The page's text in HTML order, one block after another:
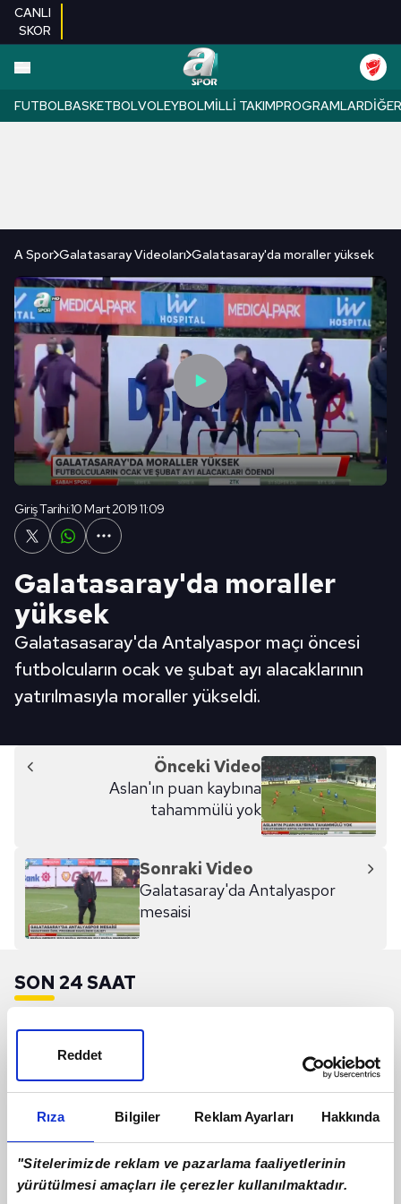
Rıza Bilgiler Reklam Ayarları Hakkında
"Sitelerimizde reklam ve pazarlama faaliyetlerinin
yürütülmesi amaçları ile çerezler kullanılmaktadır.
Reddet
CANLI
SKOR
FUTBOLBASKETBOLVOLEYBOLMILLI TAKIMPROGRAMLARDIĞER
A Spor Galatasaray Videoları Galatasaray'da moraller yüksek
Giriş Tarihi:10 Mart 2019 11:09
Galatasaray'da moraller
yüksek
Galatasasaray'da Antalyaspor maçı öncesi
futbolcuların ocak ve şubat ayı alacaklarının
yatırılmasıyla moraller yükseldi.
Önceki Video
Aslan'ın puan kaybına
tahammülü yok
Sonraki Video
Galatasaray'da Antalyaspor
mesaisi
SON 24 SAAT